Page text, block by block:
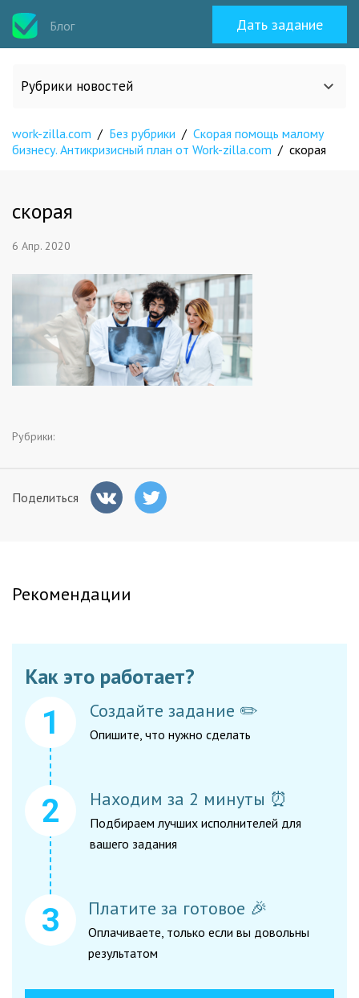
Блог Дать задание
Рубрики новостей
Все статьи
Новости сервиса
Исполнителям
Заказчикам
work-zilla.com / Без рубрики / Скорая помощь малому
бизнесу. Антикризисный план от Work-zilla.com / скорая
скорая
6 Апр. 2020
Рубрики:
Поделиться
Рекомендации
Как это работает?
Создайте задание ✏️
Опишите, что нужно сделать
Находим за 2 минуты ⏰
Подбираем лучших исполнителей для
вашего задания
Платите за готовое 🎉
Оплачиваете, только если вы довольны
результатом